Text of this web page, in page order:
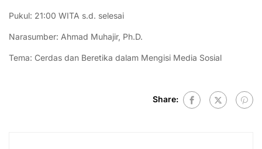
Pukul: 21:00 WITA s.d. selesai
Narasumber: Ahmad Muhajir, Ph.D.
Tema: Cerdas dan Beretika dalam Mengisi Media Sosial
Share: